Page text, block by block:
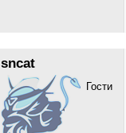
sncat
Гости